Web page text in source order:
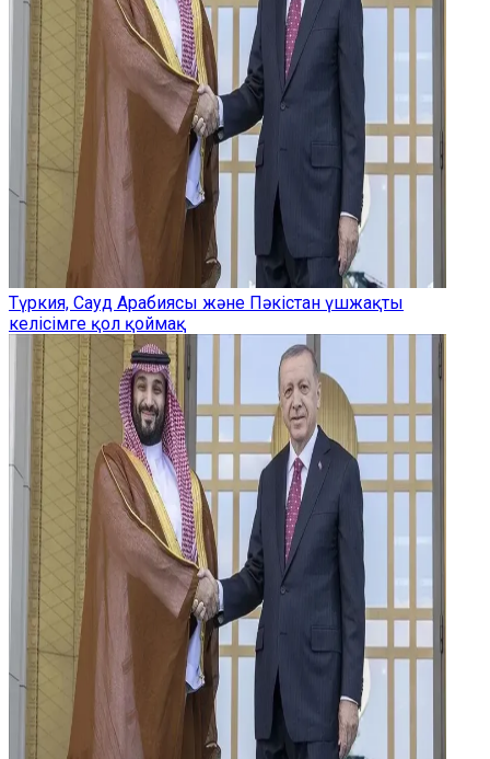
Түркия, Сауд Арабиясы және Пәкістан үшжақты
келісімге қол қоймақ